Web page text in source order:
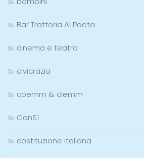
Bar Trattoria Al Poeta
cinema e teatro
civicrazia
coemm & clemm
ConSì
costituzione italiana